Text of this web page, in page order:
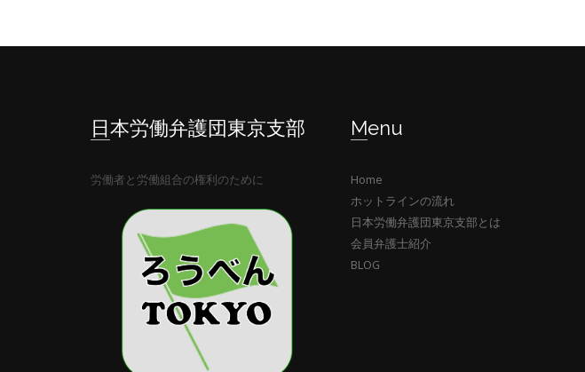
日本労働弁護団東京支部
労働者と労働組合の権利のために
Menu
Home
ホットラインの流れ
日本労働弁護団東京支部とは
会員弁護士紹介
BLOG